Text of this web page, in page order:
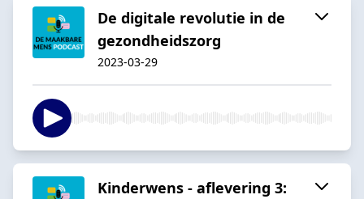
De digitale revolutie in de
gezondheidszorg
2023-03-29
Kinderwens - aflevering 3: